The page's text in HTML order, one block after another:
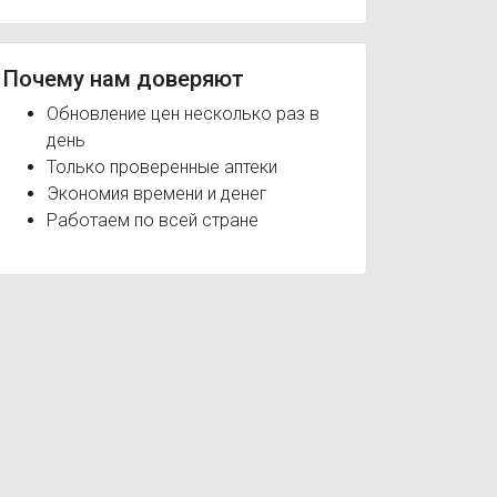
Почему нам доверяют
Обновление цен несколько раз в
день
Только проверенные аптеки
Экономия времени и денег
Работаем по всей стране